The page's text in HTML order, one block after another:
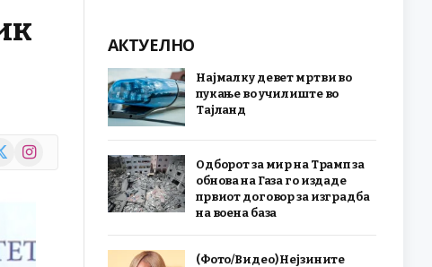
Instagram
АКТУЕЛНО
Најмалку девет мртви во
пукање во училиште во
Тајланд
Одборот за мир на Трамп за
обнова на Газа го издаде
првиот договор за изградба
на воена база
(Фото/Видео) Нејзините